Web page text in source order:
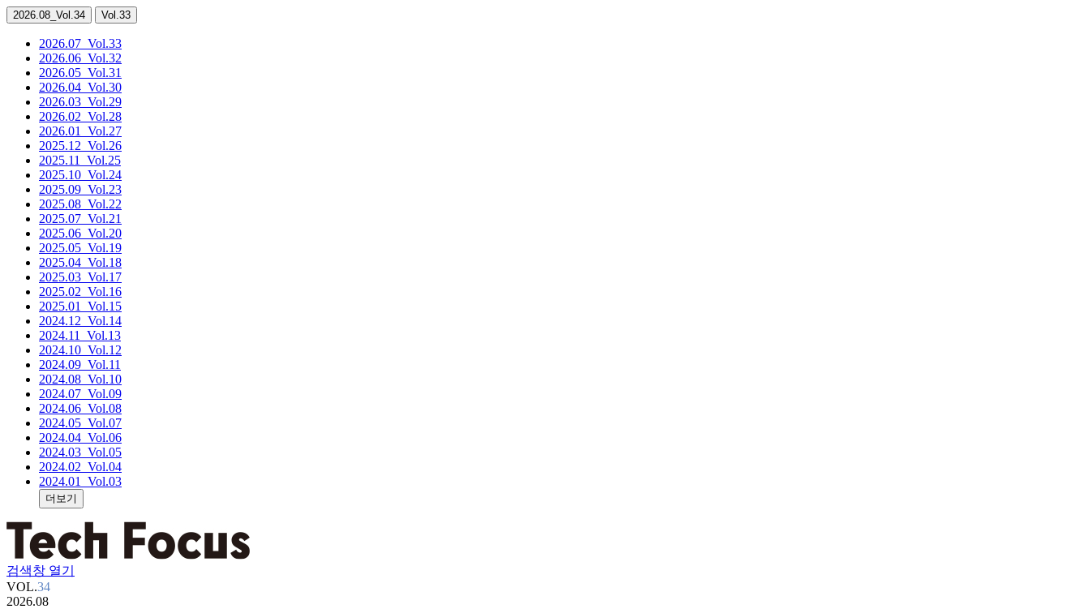
2026.08 _Vol.34 Vol.33
2026.07 _Vol.33
2026.06 _Vol.32
2026.05 _Vol.31
2026.04 _Vol.30
2026.03 _Vol.29
2026.02 _Vol.28
2026.01
_Vol.27
2025.12 _Vol.26
2025.11
_Vol.25
2025.10 _Vol.24
2025.09 _Vol.23
2025.08 _Vol.22
2025.07 _Vol.21
2025.06 _Vol.20
2025.05 _Vol.19
2025.04 _Vol.18
2025.03 _Vol.17
2025.02 _Vol.16
2025.01
_Vol.15
2024.12 _Vol.14
2024.11
_Vol.13
2024.10 _Vol.12
2024.09 _Vol.11
2024.08 _Vol.10
2024.07 _Vol.09
2024.06 _Vol.08
2024.05 _Vol.07
2024.04 _Vol.06
2024.03 _Vol.05
2024.02 _Vol.04
2024.01
_Vol.03
더보기
검색창 열기
VOL.34
2026.08